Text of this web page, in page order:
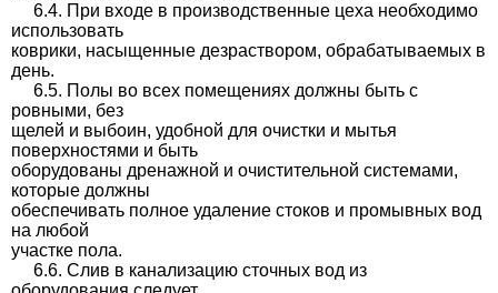
6.4. При входе в производственные цеха необходимо
использовать
коврики, насыщенные дезраствором, обрабатываемых в
день.
6.5. Полы во всех помещениях должны быть с
ровными, без
щелей и выбоин, удобной для очистки и мытья
поверхностями и быть
оборудованы дренажной и очистительной системами,
которые должны
обеспечивать полное удаление стоков и промывных вод
на любой
участке пола.
6.6. Слив в канализацию сточных вод из